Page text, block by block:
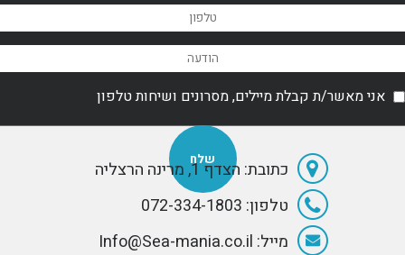
אני מאשר/ת קבלת מיילים, מסרונים ושיחות טלפון
כתובת: הצדף 1, מרינה הרצליה
טלפון: 072-334-1803
מייל: Info@Sea-mania.co.il